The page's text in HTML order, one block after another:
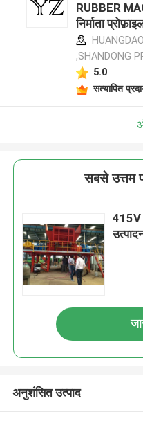
RUBBER
निर्माता
,SHANDONG
5.0
सत्यापित
सबसे उत्तम
415V
अनुशंसित उत्पाद